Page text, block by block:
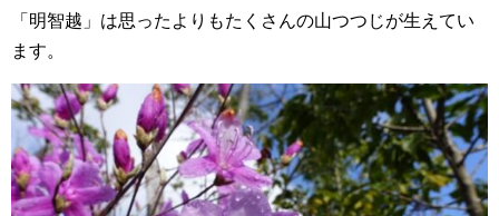
「明智越」は思ったよりもたくさんの山つつじが生えてい
ます。